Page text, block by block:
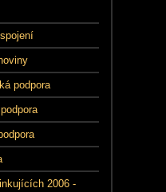
podpora
2006 -